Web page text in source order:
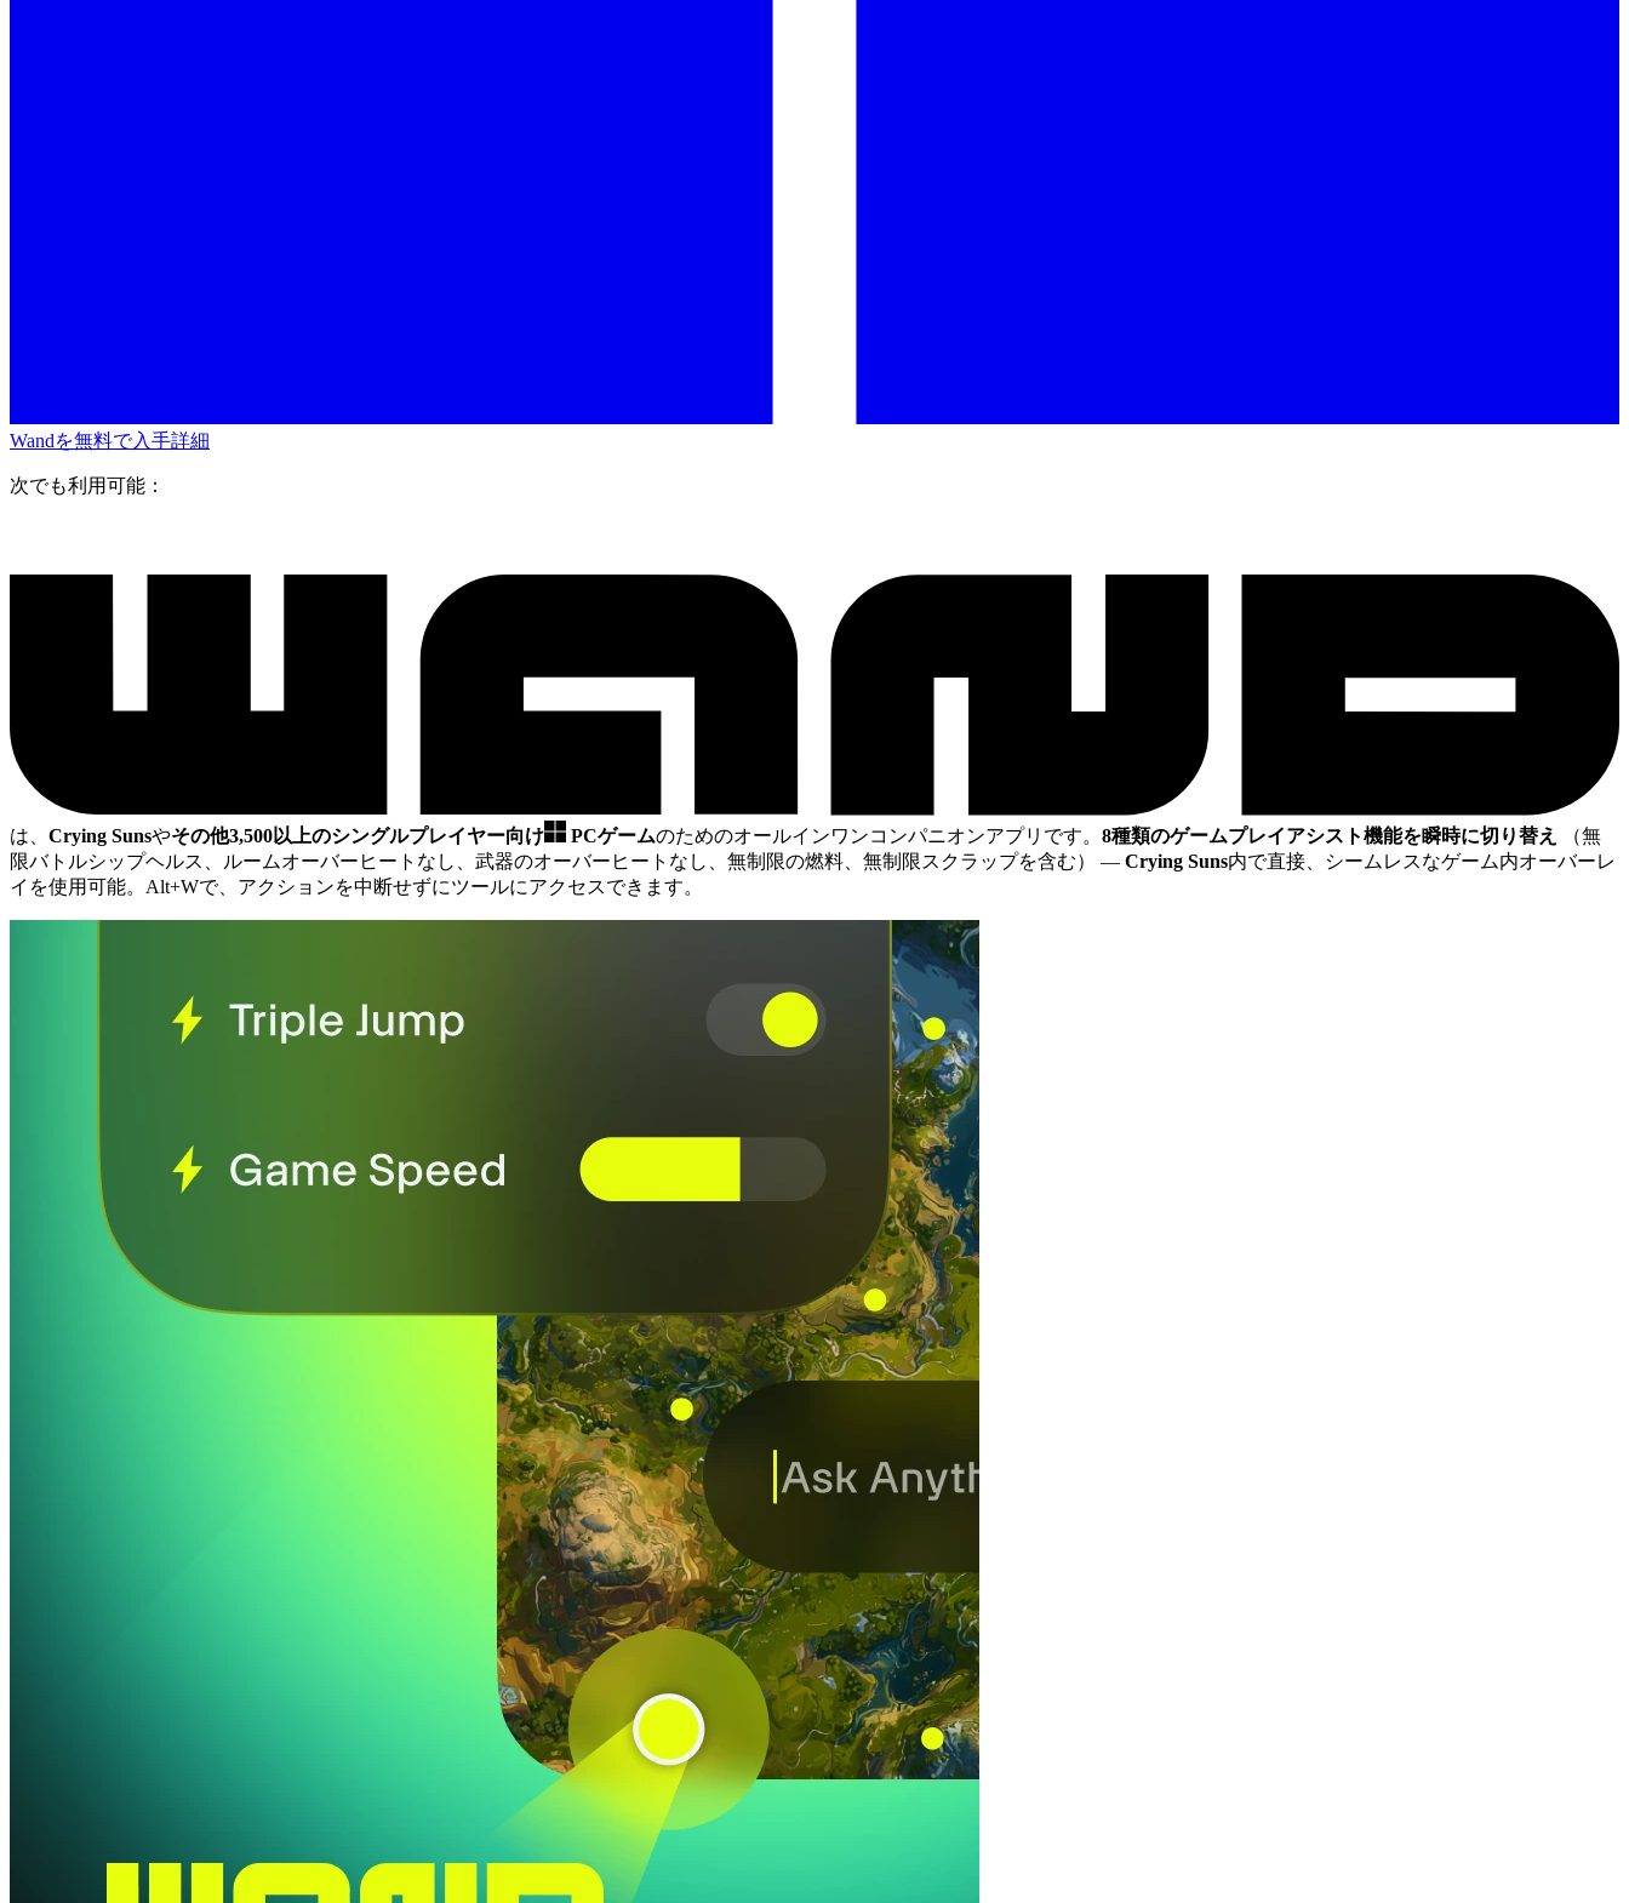
Wandを無料で入手詳細
次でも利用可能：
は、 Crying Sunsやその他3,500以上のシングルプレイヤー向け PCゲームのためのオールインワンコンパニオンアプリです。 8種類のゲームプレイアシスト機能を瞬時に切り替え
（無
限バトルシップヘルス、ルームオーバーヒートなし、武器のオーバーヒートなし、無制限の燃料、無制限スクラップを含む） — Crying Suns内で直接、シームレスなゲーム内オーバーレ
イを使用可能。Alt+Wで、アクションを中断せずにツールにアクセスできます。